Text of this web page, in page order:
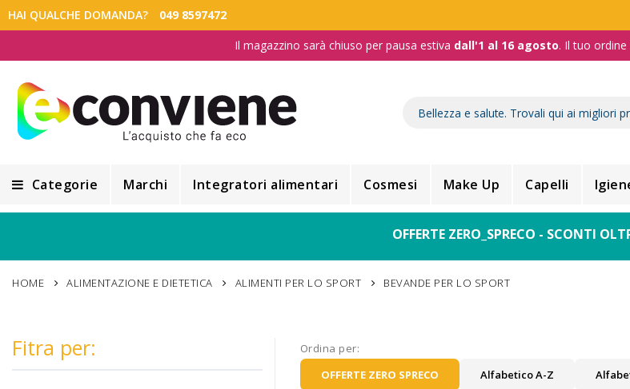
HAI QUALCHE DOMANDA? 049 8597472
Il magazzino sarà chiuso per pausa estiva dall'1 al 16 agosto. Il tuo
Categorie
Alimentazione e Dietetica
Make Up
Marchi Integratori alimentari Cosmesi Make Up Capelli
OFFERTE ZERO_SPRECO - SCONTI
HOME ALIMENTAZIONE E DIETETICA ALIMENTI PER LO SPORT BEVANDE PER LO SPORT
Ordina per
OFFERTE ZERO SPRECO
Alfabetico A-Z
Fitra per: